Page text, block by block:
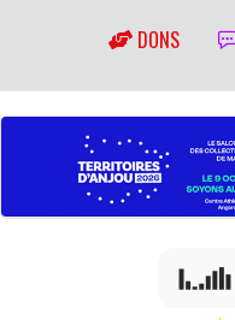
DONS